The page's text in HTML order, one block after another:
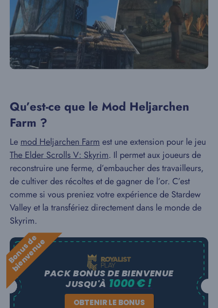
Qu’est-ce que le Mod Heljarchen
Farm ?
Lemod Heljarchen Farmest une extension pour le jeu
The Elder Scrolls V: Skyrim. Il permet aux joueurs de
reconstruire une ferme, d’embaucher des travailleurs,
de cultiver des récoltes et de gagner de l’or. C’est
comme si vous preniez votre expérience de Stardew
Valley et la transfériez directement dans le monde de
Skyrim.
B
o
n
u
s
d
e
b
i
e
n
v
e
n
u
ePACK BONUS DE BIENVENUE
JUSQU'À 1000 € !
OBTENIR LE BONUS